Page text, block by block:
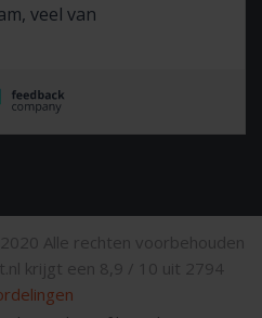
veel van
Alle rechten voorbehouden
krijgt een 8,9 / 10 uit 2794